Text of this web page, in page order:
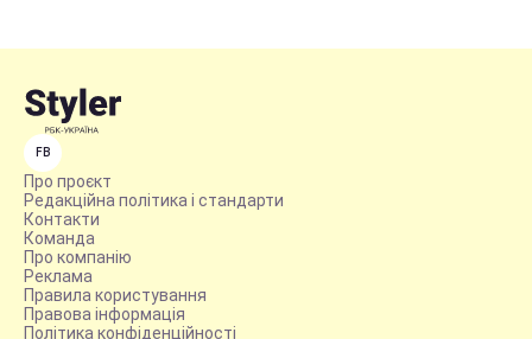
FB
Про проєкт
Редакційна політика і стандарти
Контакти
Команда
Про компанію
Реклама
Правила користування
Правова інформація
Політика конфіденційності